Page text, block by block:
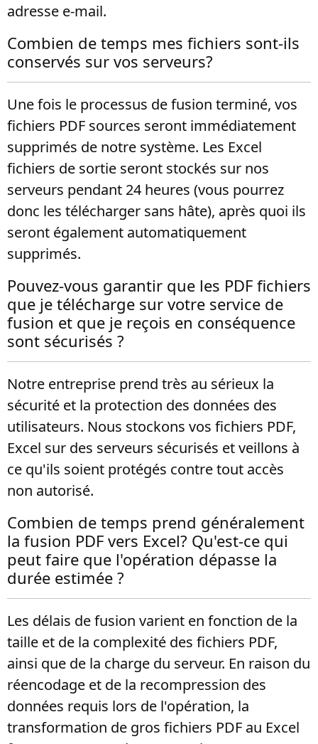
adresse e-mail.
Combien de temps mes fichiers sont-ils
conservés sur vos serveurs?
Une fois le processus de fusion terminé, vos
fichiers PDF sources seront immédiatement
supprimés de notre système. Les Excel
fichiers de sortie seront stockés sur nos
serveurs pendant 24 heures (vous pourrez
donc les télécharger sans hâte), après quoi ils
seront également automatiquement
supprimés.
Pouvez-vous garantir que les PDF fichiers
que je télécharge sur votre service de
fusion et que je reçois en conséquence
sont sécurisés ?
Notre entreprise prend très au sérieux la
sécurité et la protection des données des
utilisateurs. Nous stockons vos fichiers PDF,
Excel sur des serveurs sécurisés et veillons à
ce qu'ils soient protégés contre tout accès
non autorisé.
Combien de temps prend généralement
la fusion PDF vers Excel? Qu'est-ce qui
peut faire que l'opération dépasse la
durée estimée ?
Les délais de fusion varient en fonction de la
taille et de la complexité des fichiers PDF,
ainsi que de la charge du serveur. En raison du
réencodage et de la recompression des
données requis lors de l'opération, la
transformation de gros fichiers PDF au Excel